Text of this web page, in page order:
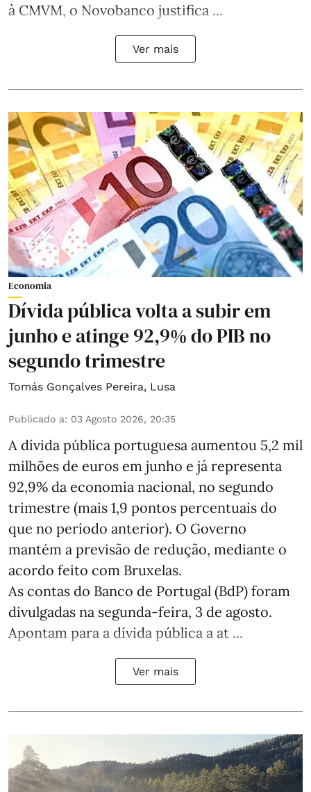
à CMVM, o Novobanco justifica ...
Ver mais
Economia
Dívida pública volta a subir em
junho e atinge 92,9% do PIB no
segundo trimestre
Tomás Gonçalves Pereira, Lusa
Publicado a: 03 Agosto 2026, 20:35
A dívida pública portuguesa aumentou 5,2 mil
milhões de euros em junho e já representa
92,9% da economia nacional, no segundo
trimestre (mais 1,9 pontos percentuais do
que no período anterior). O Governo
mantém a previsão de redução, mediante o
acordo feito com Bruxelas.
As contas do Banco de Portugal (BdP) foram
divulgadas na segunda-feira, 3 de agosto.
Apontam para a dívida pública a at ...
Ver mais